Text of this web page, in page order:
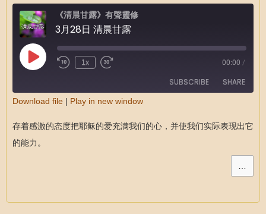
《清晨甘露》有聲靈修
3月28日 清晨甘露
1x 00:00 /
SUBSCRIBE SHARE
RSS FEED
LINK
Download file | Play in new window
存着感激的态度把耶稣的爱充满我们的心，并使我们实际表现出它
的能力。
…